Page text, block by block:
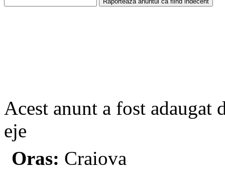
Acest anunt a fost adaugat
eje
Oras: Craiova